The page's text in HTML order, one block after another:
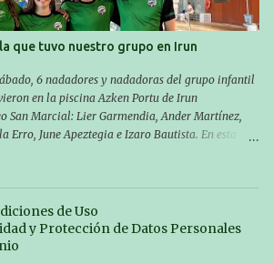
en el siguiente enlace:
competici%C3%B3n/egutegia#h.9xisch
que tuvo nuestro grupo en Irun
6 nadadores y nadadoras del grupo infantil
en la piscina Azken Portu de Irun
San Marcial: Lier Garmendia, Ander Martínez,
June Apeztegia e Izaro Bautista. En esta
marca, pasaron una tarde muy buena y
La mayoría ya ha terminado la
trabajando con quienes están en la recta final,
uno consiga sus objetivos personales. BRNPWR!
de Uso
y Protección de Datos Personales